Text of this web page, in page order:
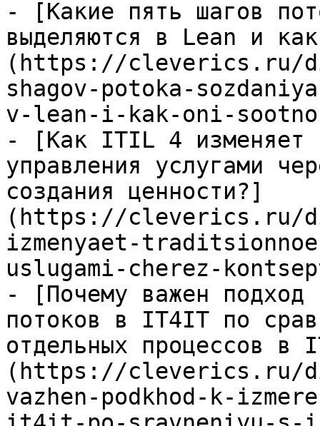
- [Какие пять шагов
выделяются в Lean и
(https://cleverics.ru/
shagov-potoka-
v-lean-i-kak-oni-
- [Как ITIL 4 изменяет
управления услугами
создания ценности?]
(https://
izmenyaet-
uslugami-cherez-
- [Почему важен подход
потоков в IT4IT по
отдельных процессов в
(https://cleverics.ru/
vazhen-podkhod-k-